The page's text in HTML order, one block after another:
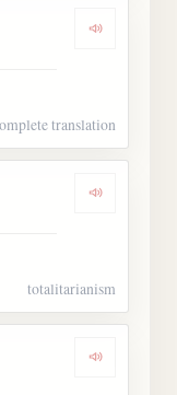
Dengarkan
translation
totalitarianism